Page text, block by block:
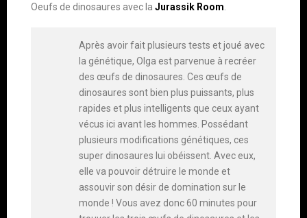
Oeufs de dinosaures avec la Jurassik Room
Après avoir fait plusieurs tests et joué avec
la génétique, Olga est parvenue à recréer
des œufs de dinosaures. Ces œufs de
dinosaures sont bien plus puissants, plus
rapides et plus intelligents que ceux ayant
vécus ici avant les hommes. Possédant
plusieurs modifications génétiques, ces
super dinosaures lui obéissent. Avec eux,
elle va pouvoir détruire le monde et
assouvir son désir de domination sur le
monde ! Vous avez donc 60 minutes pour